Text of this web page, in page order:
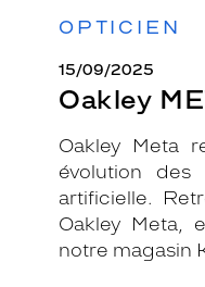
OPTICIEN
15/09/2025
Oakley
Oakley Meta
évolution des
artificielle.
Oakley Meta,
notre magasin